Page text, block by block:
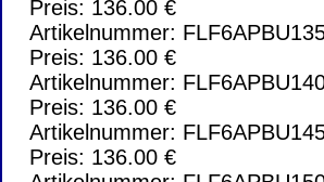
Preis: 136.00 €
Artikelnummer:
Preis: 136.00 €
Artikelnummer:
Preis: 136.00 €
Artikelnummer:
Preis: 136.00 €